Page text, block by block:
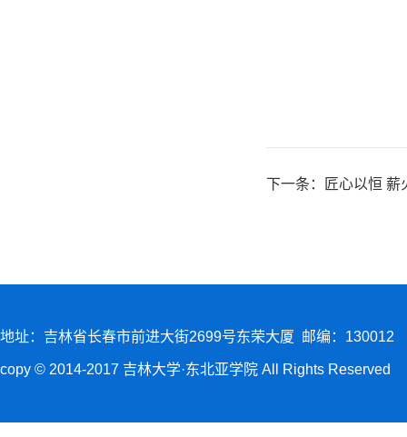
下一条： 匠心以恒
地址：吉林省长春市前进大街2699号东荣大厦 邮编：130012
copy © 2014-2017 吉林大学·东北亚学院 All Rights Reserved